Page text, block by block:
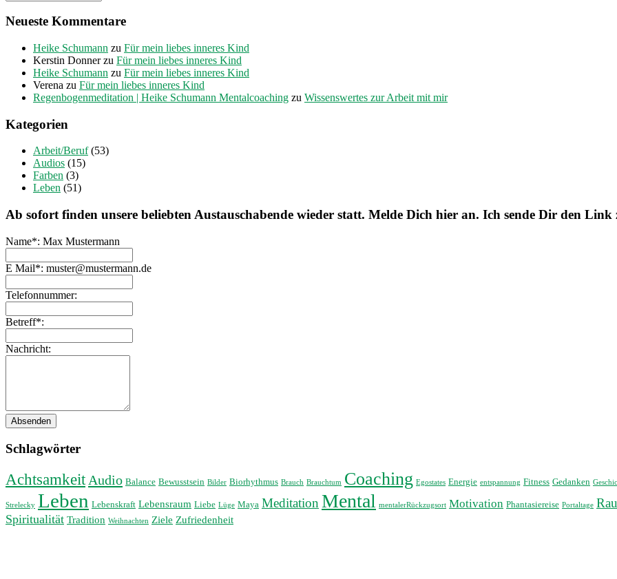
Neueste Kommentare
Heike Schumann zu Für mein liebes inneres Kind
Kerstin Donnerzu Für mein liebes inneres Kind
Heike Schumann zu Für mein liebes inneres Kind
Verena zu Für mein liebes inneres Kind
Regenbogenmeditation | Heike Schumann Mentalcoaching zu Wissenswertes zur Arbeit mit mir
Kategorien
Arbeit/Beruf(53)
Audios (15)
Farben (3)
Leben (51)
Ab sofort finden unsere beliebten Austauschabende wieder statt. Melde Dich hier an. Ich sende Dir den Link
Lass
Feld
leer
Name*: Max Mustermann
E Mail*: muster@mustermann.de
Telefonnummer:
Betreff*:
Nachricht:
Absenden
Schlagwörter
Achtsamkeit Audio Balance Bewusstsein Bilder Biorhythmus Brauch Brauchtum Coaching Egostates Energie entspannung Fitness Gedanken
Strelecky Leben Lebenskraft Lebensraum Liebe Lüge Maya MeditationMental mentalerRückzugsort Motivation Phantasiereise Portaltage
Spiritualität Tradition Weihnachten Ziele Zufriedenheit